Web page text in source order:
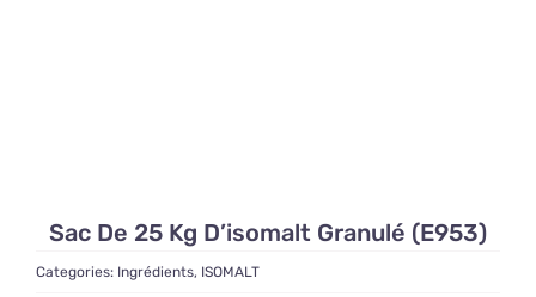
Sac De 25 Kg D’isomalt Granulé (E953)
Categories: Ingrédients, ISOMALT